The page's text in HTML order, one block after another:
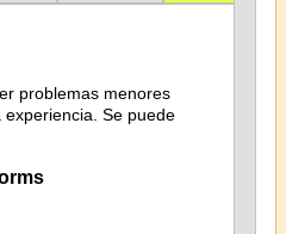
problemas menores
Se puede